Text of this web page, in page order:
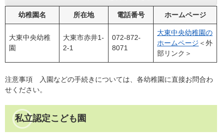
幼稚園名 所在地 電話番号 ホームページ
大東中央幼稚
園
大東市赤井1-
2-1
072-872-
8071
大東中央幼稚園の
ホームページ ＜外
部リンク＞
注意事項 入園などの手続きについては、各幼稚園に直接お問合わ
せください。
私立認定こども園